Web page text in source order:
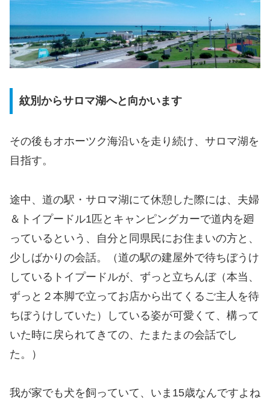
紋別からサロマ湖へと向かいます
その後もオホーツク海沿いを走り続け、サロマ湖を
目指す。
途中、道の駅・サロマ湖にて休憩した際には、夫婦
＆トイプードル1匹とキャンピングカーで道内を廻
っているという、自分と同県民にお住まいの方と、
少しばかりの会話。（道の駅の建屋外で待ちぼうけ
しているトイプードルが、ずっと立ちんぼ（本当、
ずっと２本脚で立ってお店から出てくるご主人を待
ちぼうけしていた）している姿が可愛くて、構って
いた時に戻られてきての、たまたまの会話でし
た。）
我が家でも犬を飼っていて、いま15歳なんですよね